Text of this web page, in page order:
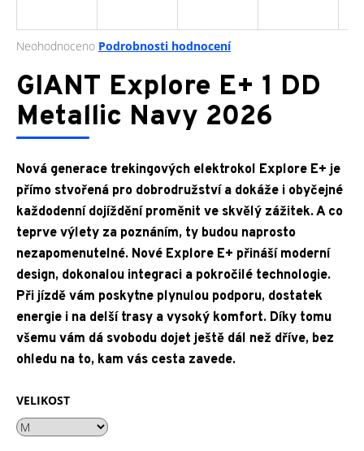
Průměrné
produktu
je
0,0
z
5
Neohodnoceno Podrobnosti hodnocení
GIANT Explore E+ 1 DD
Metallic Navy 2026
Nová generace trekingových elektrokol Explore E+ je
přímo stvořená pro dobrodružství a dokáže i obyčejné
každodenní dojíždění proměnit ve skvělý zážitek. A co
teprve výlety za poznáním, ty budou naprosto
nezapomenutelné. Nové Explore E+ přináší moderní
design, dokonalou integraci a pokročilé technologie.
Při jízdě vám poskytne plynulou podporu, dostatek
energie i na delší trasy a vysoký komfort. Díky tomu
všemu vám dá svobodu dojet ještě dál než dříve, bez
ohledu na to, kam vás cesta zavede.
VELIKOST
j
t
?
HLEDAT
D
o
p
o
r
u
č
j
e
m